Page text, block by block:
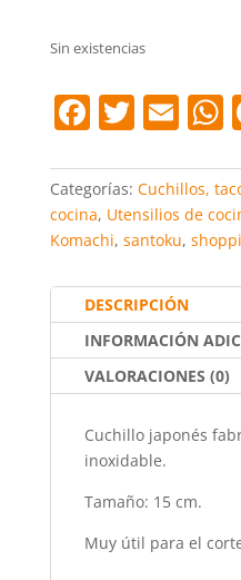
Sin existencias
F
c
e
b
o
o
k
T
itt
er
E
ai
l s
Categorías: Cuchillos,
cocina, Utensilios de
Komachi, santoku,
DESCRIPCIÓN
INFORMACIÓN
VALORACIONES (0)
Cuchillo japonés
inoxidable.
Tamaño: 15 cm.
Muy útil para el